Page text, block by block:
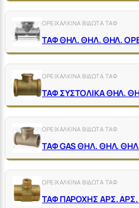
ΟΡΕΙΧΑΛΚΙΝΑ ΒΙΔΩΤΑ ΤΑΦ
ΤΑΦ ΘΗΛ. ΘΗΛ. ΘΗΛ.
ΟΡΕΙΧΑΛΚΙΝΑ ΒΙΔΩΤΑ ΤΑΦ
ΟΡΕΙΧΑΛΚΙΝΑ ΒΙΔΩΤΑ ΤΑΦ
ΤΑΦ GΑS ΘΗΛ. ΘΗΛ.
ΟΡΕΙΧΑΛΚΙΝΑ ΒΙΔΩΤΑ ΤΑΦ
ΤΑΦ ΠΑΡΟΧΗΣ ΑΡΣ. ΑΡΣ.